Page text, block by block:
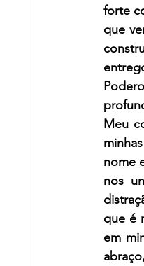
forte
que
Meu
nome
nos
que é
em